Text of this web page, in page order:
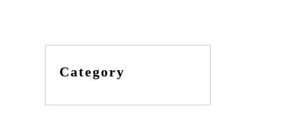
Category